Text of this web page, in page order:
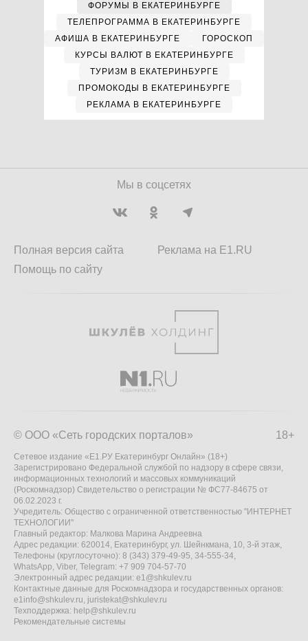
ФОРУМЫ В ЕКАТЕРИНБУРГЕ
ТЕЛЕПРОГРАММА В ЕКАТЕРИНБУРГЕ
АФИША В ЕКАТЕРИНБУРГЕ
ГОРОСКОП
КУРСЫ ВАЛЮТ В ЕКАТЕРИНБУРГЕ
ТУРИЗМ В ЕКАТЕРИНБУРГЕ
ПРОМОКОДЫ В ЕКАТЕРИНБУРГЕ
РЕКЛАМА В ЕКАТЕРИНБУРГЕ
Мы в соцсетях
Полная версия сайта
Помощь по сайту
Реклама на E1.RU
18+
© ООО «Сеть городских порталов»
Сетевое издание «Е1.РУ Екатеринбург Онлайн» (18+)
Зарегистрировано Федеральной службой по надзору в сфере связи,
информационных технологий и массовых коммуникаций
(Роскомнадзор) Свидетельство о регистрации № ФС77-84675 от
06.02.2023 г.
Учредитель: Общество с ограниченной ответственностью "ИНТЕРНЕТ
ТЕХНОЛОГИИ"
Главный редактор: Малкова Марина Андреевна
Адрес редакции: 620014, Екатеринбург, ул. Шейнкмана, 10, 3-й этаж,
Телефоны (круглосуточно): 8 (343) 379-49-95, 34-555-34,
WhatsApp, Viber, Telegram: +7 909 704-57-70
Электронный адрес редакции: e1@shkulev.ru
Контактные данные для Роскомнадзора и государственных органов:
e1info@shkulev.ru, juristekat@shkulev.ru
Техподдержка: help@shkulev.ru
Рекомендательные системы